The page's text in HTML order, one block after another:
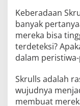
Keberadaan
banyak
mereka bisa
terdeteksi?
dalam
Skrulls adalah
wujudnya
membuat